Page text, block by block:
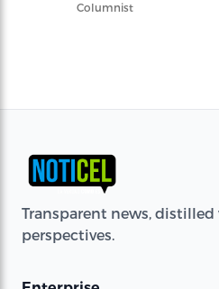
Columnist
Transparent news, distilled
perspectives.